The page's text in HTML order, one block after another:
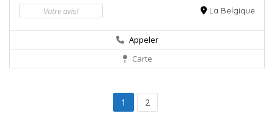
Votre avis! La Belgique
Appeler
Carte
1 2